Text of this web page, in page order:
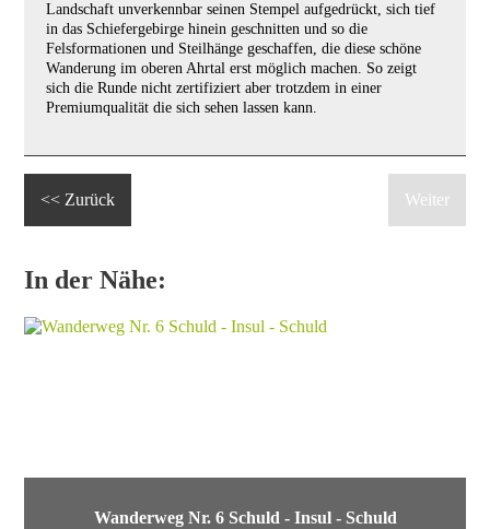
Landschaft unverkennbar seinen Stempel aufgedrückt, sich tief
in das Schiefergebirge hinein geschnitten und so die
Felsformationen und Steilhänge geschaffen, die diese schöne
Wanderung im oberen Ahrtal erst möglich machen. So zeigt
sich die Runde nicht zertifiziert aber trotzdem in einer
Premiumqualität die sich sehen lassen kann.
<< Zurück Weiter
In der Nähe:
Wanderweg Nr. 6 Schuld - Insul - Schuld